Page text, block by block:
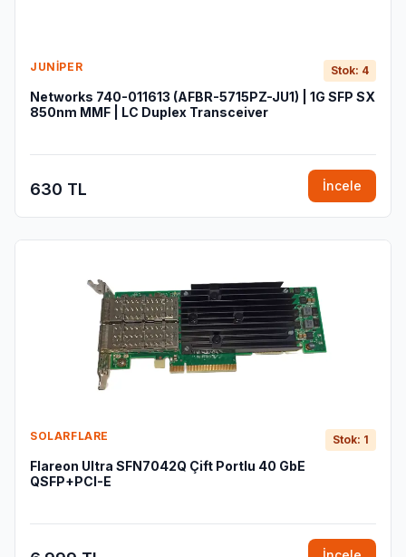
JUNIPER Stok: 4
Networks 740-011613 (AFBR-5715PZ-JU1) | 1G SFP SX
850nm MMF | LC Duplex Transceiver
630 TL İncele
SOLARFLARE Stok: 1
Flareon Ultra SFN7042Q Çift Portlu 40 GbE
QSFP+PCI-E